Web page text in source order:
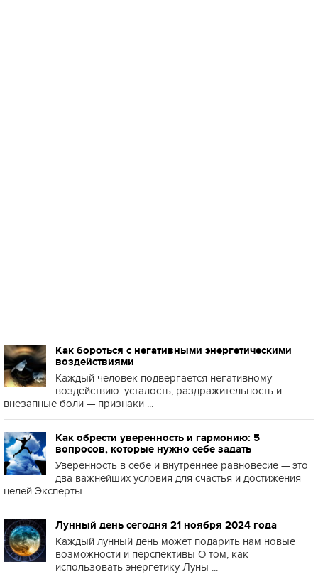
Как бороться с негативными энергетическими
воздействиями
Каждый человек подвергается негативному
воздействию: усталость, раздражительность и
внезапные боли — признаки ...
Как обрести уверенность и гармонию: 5
вопросов, которые нужно себе задать
Уверенность в себе и внутреннее равновесие — это
два важнейших условия для счастья и достижения
целей Эксперты...
Лунный день сегодня 21 ноября 2024 года
Каждый лунный день может подарить нам новые
возможности и перспективы О том, как
использовать энергетику Луны ...